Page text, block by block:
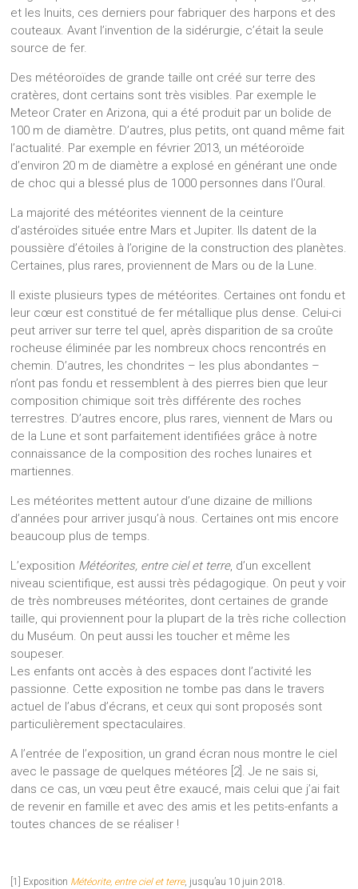
et les Inuits, ces derniers pour fabriquer des harpons et des
couteaux. Avant l’invention de la sidérurgie, c’était la seule
source de fer.
Des météoroïdes de grande taille ont créé sur terre des
cratères, dont certains sont très visibles. Par exemple le
Meteor Crater en Arizona, qui a été produit par un bolide de
100 m de diamètre. D’autres, plus petits, ont quand même fait
l’actualité. Par exemple en février 2013, un météoroïde
d’environ 20 m de diamètre a explosé en générant une onde
de choc qui a blessé plus de 1000 personnes dans l’Oural.
La majorité des météorites viennent de la ceinture
d’astéroïdes située entre Mars et Jupiter. Ils datent de la
poussière d’étoiles à l’origine de la construction des planètes.
Certaines, plus rares, proviennent de Mars ou de la Lune.
Il existe plusieurs types de météorites. Certaines ont fondu et
leur cœur est constitué de fer métallique plus dense. Celui-ci
peut arriver sur terre tel quel, après disparition de sa croûte
rocheuse éliminée par les nombreux chocs rencontrés en
chemin. D’autres, les chondrites – les plus abondantes –
n’ont pas fondu et ressemblent à des pierres bien que leur
composition chimique soit très différente des roches
terrestres. D’autres encore, plus rares, viennent de Mars ou
de la Lune et sont parfaitement identifiées grâce à notre
connaissance de la composition des roches lunaires et
martiennes.
Les météorites mettent autour d’une dizaine de millions
d’années pour arriver jusqu’à nous. Certaines ont mis encore
beaucoup plus de temps.
L’exposition Météorites, entre ciel et terre, d’un excellent
niveau scientifique, est aussi très pédagogique. On peut y voir
de très nombreuses météorites, dont certaines de grande
taille, qui proviennent pour la plupart de la très riche collection
du Muséum. On peut aussi les toucher et même les
soupeser.
Les enfants ont accès à des espaces dont l’activité les
passionne. Cette exposition ne tombe pas dans le travers
actuel de l’abus d’écrans, et ceux qui sont proposés sont
particulièrement spectaculaires.
A l’entrée de l’exposition, un grand écran nous montre le ciel
avec le passage de quelques météores [2]. Je ne sais si,
dans ce cas, un vœu peut être exaucé, mais celui que j’ai fait
de revenir en famille et avec des amis et les petits-enfants a
toutes chances de se réaliser !
[1] Exposition Météorite, entre ciel et terre, jusqu’au 10 juin 2018.